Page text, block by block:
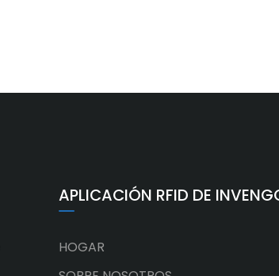
APLICACIÓN RFID DE
HOGAR